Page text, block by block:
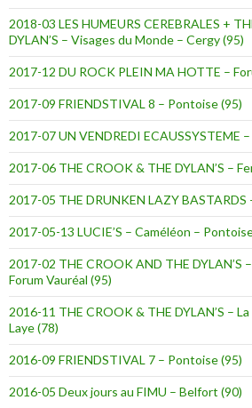
2018-03 LES HUMEURS CEREBRALES +
DYLAN’S – Visages du Monde – Cergy (95)
2017-12 DU ROCK PLEIN MA HOTTE –
2017-09 FRIENDSTIVAL 8 – Pontoise (95)
2017-07 UN VENDREDI ECAUSSYSTEME
2017-06 THE CROOK & THE DYLAN’S –
2017-05 THE DRUNKEN LAZY
2017-05-13 LUCIE’S – Caméléon –
2017-02 THE CROOK AND THE DYLAN’S
Forum Vauréal (95)
2016-11 THE CROOK & THE DYLAN’S –
Laye (78)
2016-09 FRIENDSTIVAL 7 – Pontoise (95)
2016-05 Deux jours au FIMU – Belfort (90)